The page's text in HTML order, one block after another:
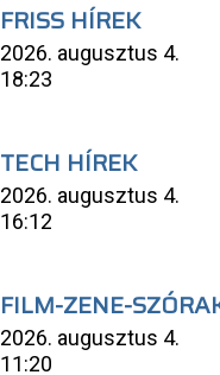
FRISS HÍREK
2026. augusztus 4.
18:23
TECH HÍREK
2026. augusztus 4.
16:12
FILM-ZENE-
2026. augusztus 4.
11:20